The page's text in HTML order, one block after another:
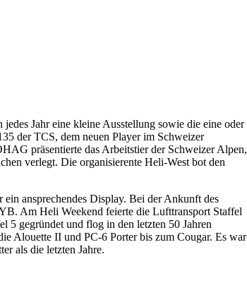
Jahr eine kleine Ausstellung sowie die eine oder
der TCS, dem neuen Player im Schweizer
präsentierte das Arbeitstier der Schweizer Alpen,
verlegt. Die organisierente Heli-West bot den
ansprechendes Display. Bei der Ankunft des
Am Heli Weekend feierte die Lufttransport Staffel
5 gegründet und flog in den letzten 50 Jahren
Alouette II und PC-6 Porter bis zum Cougar. Es war
als die letzten Jahre.